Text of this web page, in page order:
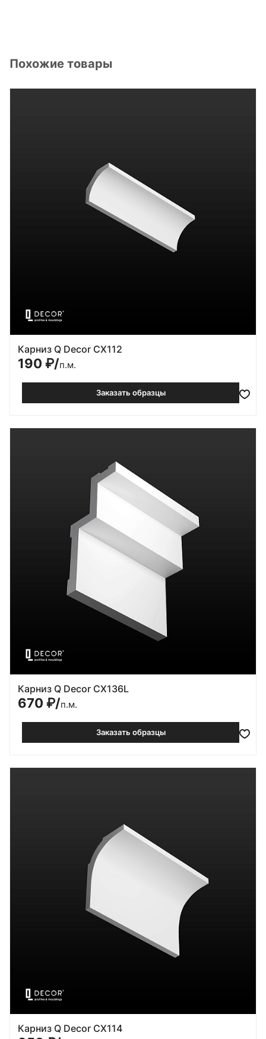
Похожие товары
Карниз Q Decor CX112
190 ₽/п.м.
Заказать образцы
Карниз Q Decor CX136L
670 ₽/п.м.
Заказать образцы
Карниз Q Decor CX114